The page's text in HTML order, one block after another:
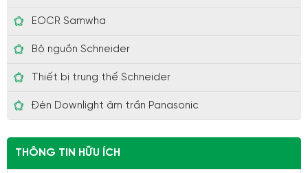
EOCR Samwha
Bộ nguồn Schneider
Thiết bị trung thế Schneider
Đèn Downlight âm trần Panasonic
THÔNG TIN HỮU ÍCH